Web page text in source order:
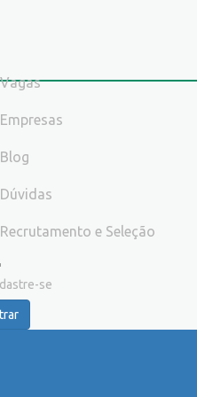
Vagas
Empresas
Blog
Dúvidas
Recrutamento e Seleção
se